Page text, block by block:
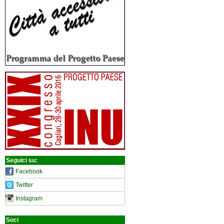
Seguici su:
Facebook
Twitter
Instagram
Soci